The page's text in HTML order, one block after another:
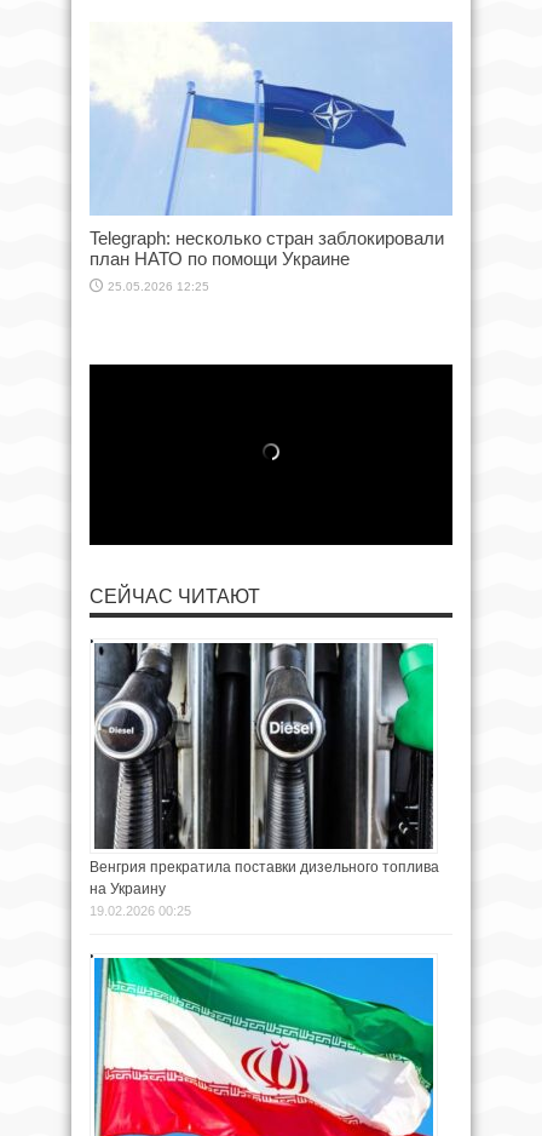
Telegraph: несколько стран заблокировали
план НАТО по помощи Украине
25.05.2026 12:25
СЕЙЧАС ЧИТАЮТ
Венгрия прекратила поставки дизельного топлива
на Украину
19.02.2026 00:25